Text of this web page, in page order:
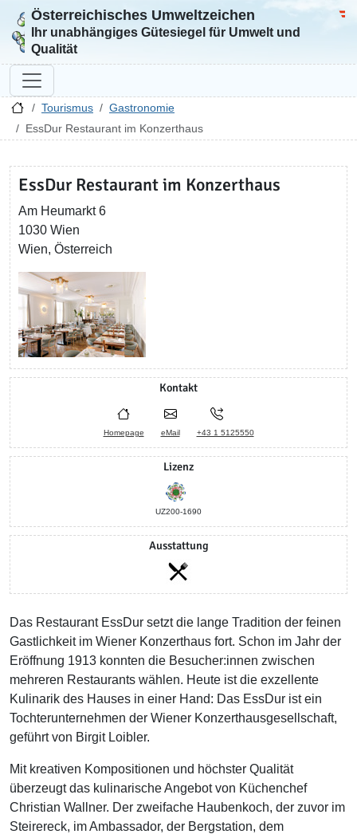
Zur Startseite
Österreichisches Umweltzeichen
Ihr unabhängiges Gütesiegel für Umwelt und
Qualität
Tourismus
Gastronomie
EssDur Restaurant im Konzerthaus
EssDur Restaurant im Konzerthaus
Am Heumarkt 6
1030 Wien
Wien, Österreich
Kontakt
Homepage eMail +43 1 5125550
Lizenz
UZ200-1690
Ausstattung
Das Restaurant EssDur setzt die lange Tradition der feinen
Gastlichkeit im Wiener Konzerthaus fort. Schon im Jahr der
Eröffnung 1913 konnten die Besucher:innen zwischen
mehreren Restaurants wählen. Heute ist die exzellente
Kulinarik des Hauses in einer Hand: Das EssDur ist ein
Tochterunternehmen der Wiener Konzerthausgesellschaft,
geführt von Birgit Loibler.
Mit kreativen Kompositionen und höchster Qualität
überzeugt das kulinarische Angebot von Küchenchef
Christian Wallner. Der zweifache Haubenkoch, der zuvor im
Steirereck, im Ambassador, der Bergstation, dem